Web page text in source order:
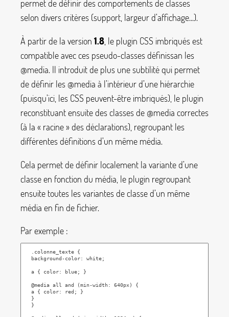
permet de définir des comportements de classes
selon divers critères (support, largeur d’affichage...).
À partir de la version 1.8 , le plugin CSS imbriqués est
compatible avec ces pseudo-classes définissan les
@media. Il introduit de plus une subtilité qui permet
de définir les @media à l’intérieur d’une hiérarchie
(puisqu’ici, les CSS peuvent-être imbriqués), le plugin
reconstituant ensuite des classes de @media correctes
(à la « racine» des déclarations), regroupant les
différentes définitions d’un même média.
Cela permet de définir localement la variante d’une
classe en fonction du média, le plugin regroupant
ensuite toutes les variantes de classe d’un même
média en fin de fichier.
Par exemple :